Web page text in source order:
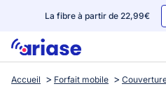
La fibre à partir de 22,99€
Box internet
Accueil Forfait mobile